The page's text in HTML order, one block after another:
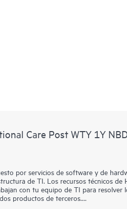
Care Post WTY 1Y
por servicios de software y de
de TI. Los recursos técnicos de
con tu equipo de TI para resolver
productos de terceros.